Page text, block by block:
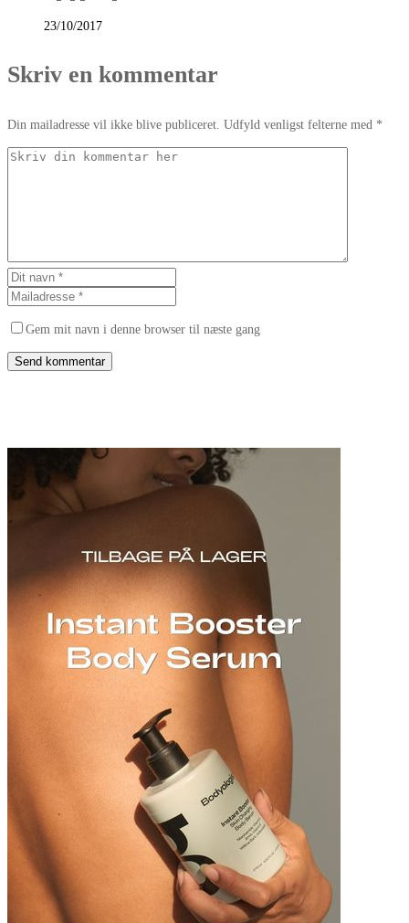
23/10/2017
Skriv en kommentar
Din mailadresse vil ikke blive publiceret. Udfyld venligst felterne med *
Gem mit navn i denne browser til næste gang